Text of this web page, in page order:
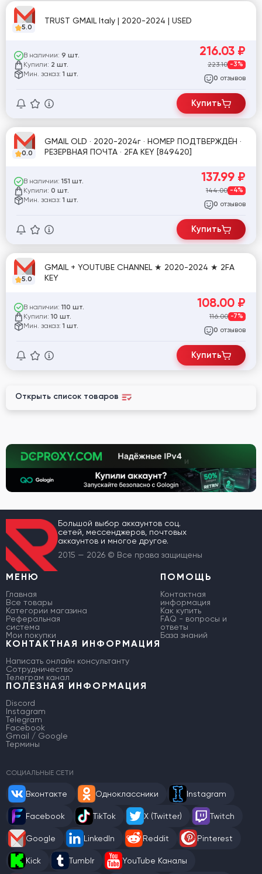
5.0
TRUST GMAIL Italy | 2020-2024 | USED
В наличии: 9 шт.
Купили: 2 шт.
Мин. заказ: 1 шт.
216.03 ₽
223.10 -3%
0 отзывов
Купить
0.0
GMAIL OLD · 2020-2024г · НОМЕР ПОДТВЕРЖДЁН ·
РЕЗЕРВНАЯ ПОЧТА · 2FA KEY [849420]
В наличии: 151 шт.
Купили: 0 шт.
Мин. заказ: 1 шт.
137.99 ₽
144.00 -4%
0 отзывов
Купить
5.0
GMAIL + YOUTUBE CHANNEL ★ 2020-2024 ★ 2FA
KEY
В наличии: 110 шт.
Купили: 10 шт.
Мин. заказ: 1 шт.
108.00 ₽
116.00 -7%
0 отзывов
Купить
Открыть список товаров
Большой выбор аккаунтов соц.
сетей, мессенджеров, почтовых
аккаунтов и многое другое.
2015 — 2026 © Все права защищены
МЕНЮ
Главная
Все товары
Категории магазина
Реферальная
система
Мои покупки
ПОМОЩЬ
Контактная
информация
Как купить
FAQ - вопросы и
ответы
База знаний
КОНТАКТНАЯ ИНФОРМАЦИЯ
Написать онлайн консультанту
Сотрудничество
Телеграм канал
ПОЛЕЗНАЯ ИНФОРМАЦИЯ
Discord
Instagram
Telegram
Facebook
Gmail / Google
Термины
СОЦИАЛЬНЫЕ СЕТИ
Вконтакте Одноклассники Instagram
Facebook TikTok X (Twitter) Twitch
Google LinkedIn Reddit Pinterest
Kick Tumblr YouTube Каналы